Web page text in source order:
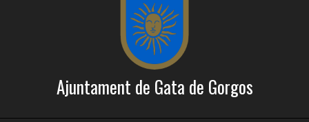
Ajuntament de Gata de Gorgos